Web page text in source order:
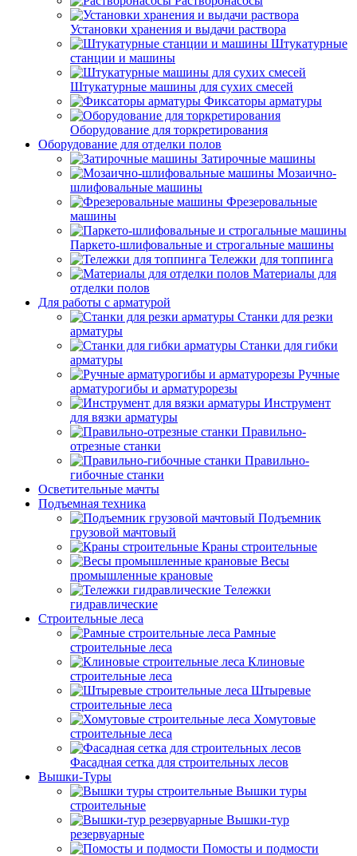
Установки хранения и выдачи раствора
Штукатурные
станции и машины
Штукатурные машины для сухих смесей
Фиксаторы арматуры
Оборудование для торкретирования
Оборудование для отделки полов
Затирочные машины
Мозаично-
шлифовальные машины
Фрезеровальные
машины
Паркето-шлифовальные и строгальные машины
Тележки для топпинга
Материалы для
отделки полов
Для работы с арматурой
Станки для резки
арматуры
Станки для гибки
арматуры
Ручные
арматурогибы и арматурорезы
Инструмент
для вязки арматуры
Правильно-
отрезные станки
Правильно-
гибочные станки
Осветительные мачты
Подъемная техника
Подъемник
грузовой мачтовый
Краны строительные
Весы
промышленные крановые
Тележки
гидравлические
Строительные леса
Рамные
строительные леса
Клиновые
строительные леса
Штыревые
строительные леса
Хомутовые
строительные леса
Фасадная сетка для строительных лесов
Вышки-Туры
Вышки туры
строительные
Вышки-тур
резервуарные
Помосты и подмости